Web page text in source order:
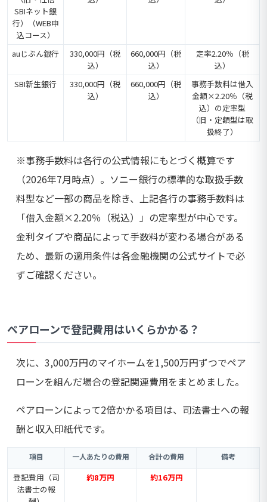
SBIネット銀
行）（WEB申
込コース）
auじぶん銀行
330,000円（税
込）
660,000円（税
込）
定率2.20％（税
込）
SBI新生銀行
330,000円（税
込）
660,000円（税
込）
事務手数料は借入
金額×2.20％（税
込）の定率型
（旧・定額型は取
扱終了）
※事務手数料は各行の公式情報にもとづく概算です
（2026年7月時点）。ソニー銀行の標準的な取扱手数
料型など一部の商品を除き、上記各行の事務手数料は
「借入金額×2.20％（税込）」の定率型が中心です。
金利タイプや商品によって手数料が変わる場合がある
ため、最新の適用条件は各金融機関の公式サイトで必
ずご確認ください。
ペアローンで登記費用はいくらかかる？
次に、3,000万円のマイホームを1,500万円ずつでペア
ローンを組んだ場合の登記関連費用をまとめました。
ペアローンによって2倍かかる項目は、司法書士への報
酬と収入印紙代です。
項目 一人あたりの費用 合計の費用 備考
登記費用（司
法書士の報
約8万円 約16万円